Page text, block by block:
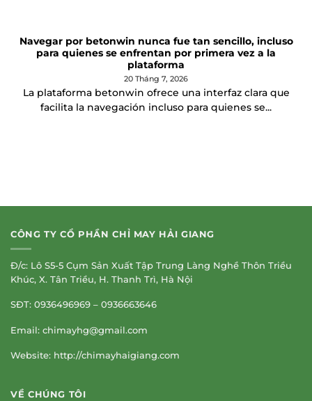
Navegar por betonwin nunca fue tan sencillo, incluso
para quienes se enfrentan por primera vez a la
plataforma
20 Tháng 7, 2026
La plataforma betonwin ofrece una interfaz clara que
facilita la navegación incluso para quienes se...
CÔNG TY CỔ PHẦN CHỈ MAY HẢI GIANG
Đ/c: Lô S5-5 Cụm Sản Xuất Tập Trung Làng Nghề Thôn Triều
Khúc, X. Tân Triều, H. Thanh Trì, Hà Nội
SĐT: 0936496969 – 0936663646
Email: chimayhg@gmail.com
Website: http://chimayhaigiang.com
VỀ CHÚNG TÔI